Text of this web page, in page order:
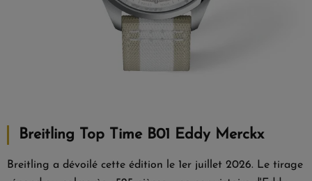
Breitling Top Time B01 Eddy Merckx
Breitling a dévoilé cette édition le 1er juillet 2026. Le tirage